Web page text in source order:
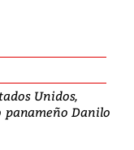
Unidos,
panameño Danilo